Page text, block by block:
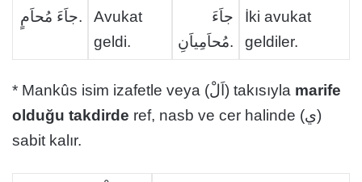
جاَءَ مُحاَمٍ.
Avukat
geldi.
جاَءَ
مُحاَمِياَنِ.
İki avukat
geldiler.
* Mankûs isim izafetle veya (اَلْ) takısıyla marife
olduğu takdirde ref, nasb ve cer halinde (ي)
sabit kalır.